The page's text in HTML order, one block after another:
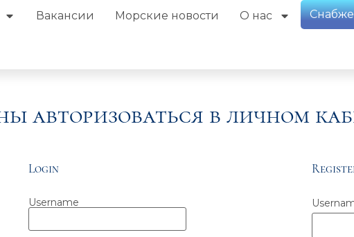
Вакансии Морские новости О нас
авторизоваться в личном
Login
Username